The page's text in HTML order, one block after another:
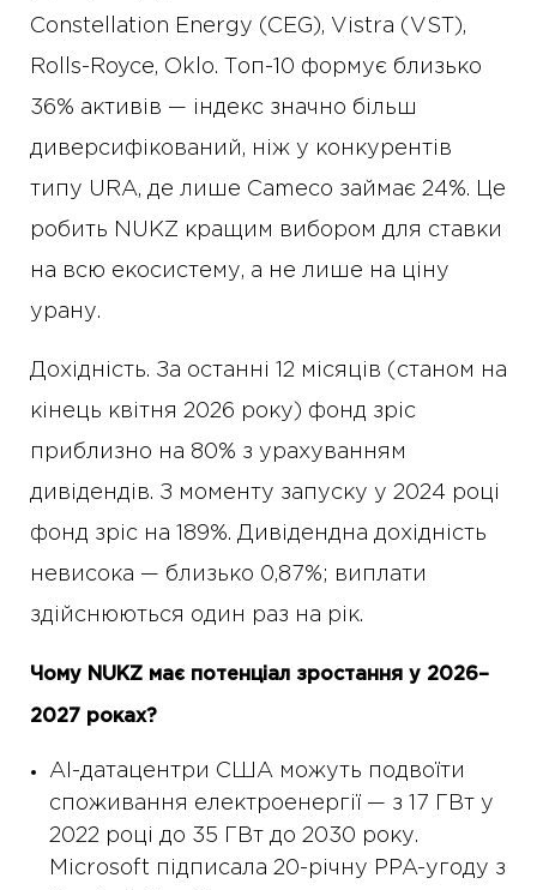
Constellation Energy (CEG), Vistra (VST),
Rolls-Royce, Oklo. Топ-10 формує близько
36% активів — індекс значно більш
диверсифікований, ніж у конкурентів
типу URA, де лише Cameco займає 24%. Це
робить NUKZ кращим вибором для ставки
на всю екосистему, а не лише на ціну
урану.
Дохідність. За останні 12 місяців (станом на
кінець квітня 2026 року) фонд зріс
приблизно на 80% з урахуванням
дивідендів. З моменту запуску у 2024 році
фонд зріс на 189%. Дивідендна дохідність
невисока — близько 0,87%; виплати
здійснюються один раз на рік.
Чому NUKZ має потенціал зростання у 2026–
2027 роках?
AI-датацентри США можуть подвоїти
споживання електроенергії — з 17 ГВт у
2022 році до 35 ГВт до 2030 року.
Microsoft підписала 20-річну PPA-угоду з